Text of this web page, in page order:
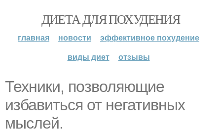
ДИЕТА ДЛЯ ПОХУДЕНИЯ
главная новости
эффективное похудение
виды диет
отзывы
Техники, позволяющие
избавиться от негативных
мыслей.